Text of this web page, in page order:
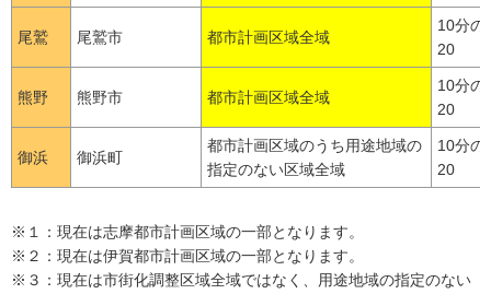
尾鷲 尾鷲市 都市計画区域全域
10分の
20
熊野 熊野市 都市計画区域全域
10分の
20
御浜 御浜町
都市計画区域のうち用途地域の
指定のない区域全域
10分の
20
※１：現在は志摩都市計画区域の一部となります。
※２：現在は伊賀都市計画区域の一部となります。
※３：現在は市街化調整区域全域ではなく、用途地域の指定のない